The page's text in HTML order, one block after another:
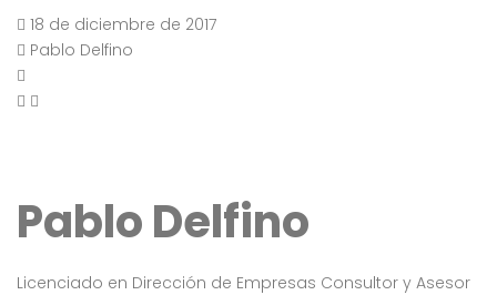
18 de diciembre de 2017
Pablo Delfino
Pablo Delfino
Licenciado en Dirección de Empresas Consultor y Asesor